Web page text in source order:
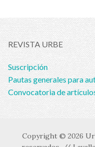
REVISTA URBE
Suscripción
Pautas generales para
Convocatoria de
Copyright © 2026